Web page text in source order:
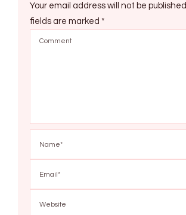
Your email address will not be published.
fields are marked *